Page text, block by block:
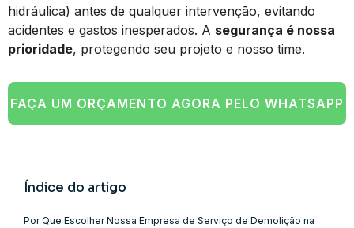
hidráulica) antes de qualquer intervenção, evitando
acidentes e gastos inesperados. A segurança é nossa
prioridade, protegendo seu projeto e nosso time.
FAÇA UM ORÇAMENTO AGORA PELO WHATSAPP
Índice do artigo
Por Que Escolher Nossa Empresa de Serviço de Demolição na